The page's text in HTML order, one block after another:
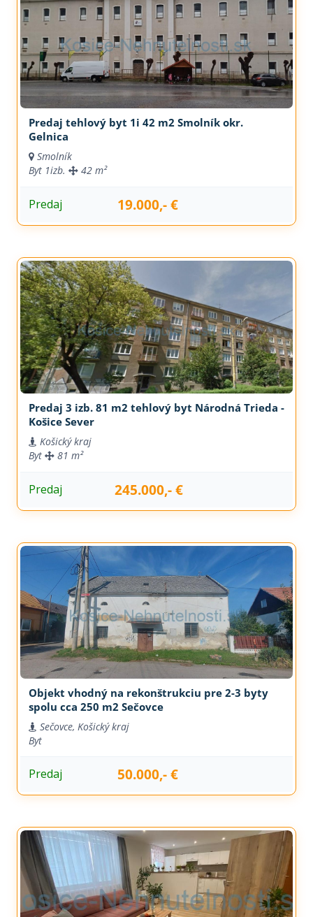
Predaj tehlový byt 1i 42 m2 Smolník okr.
Gelnica
Smolník
Byt 1izb. 42 m²
Predaj 19.000,- €
Predaj 3 izb. 81 m2 tehlový byt Národná Trieda -
Košice Sever
Košický kraj
Byt
81 m²
Predaj 245.000,- €
Objekt vhodný na rekonštrukciu pre 2-3 byty
spolu cca 250 m2 Sečovce
Sečovce, Košický kraj
Byt
Predaj 50.000,- €